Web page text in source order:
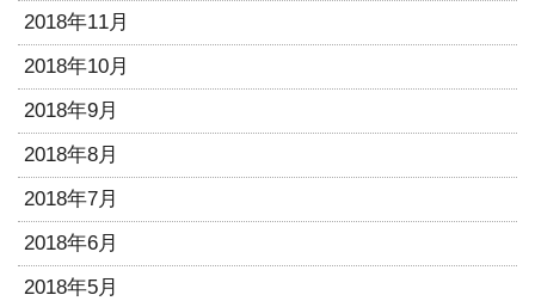
2018年11月
2018年10月
2018年9月
2018年8月
2018年7月
2018年6月
2018年5月